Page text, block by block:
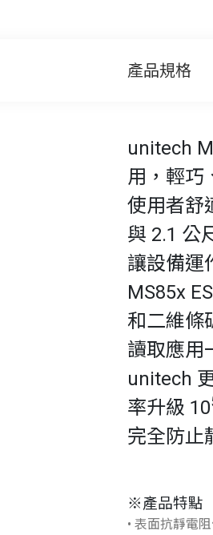
產品規格
unitech
用，輕巧
使用者舒
與 2.1 公
讓設備運
MS85x
和二維條
讀取應用
unitech
率升級 10
完全防止
※產品特點
• 表面抗靜電